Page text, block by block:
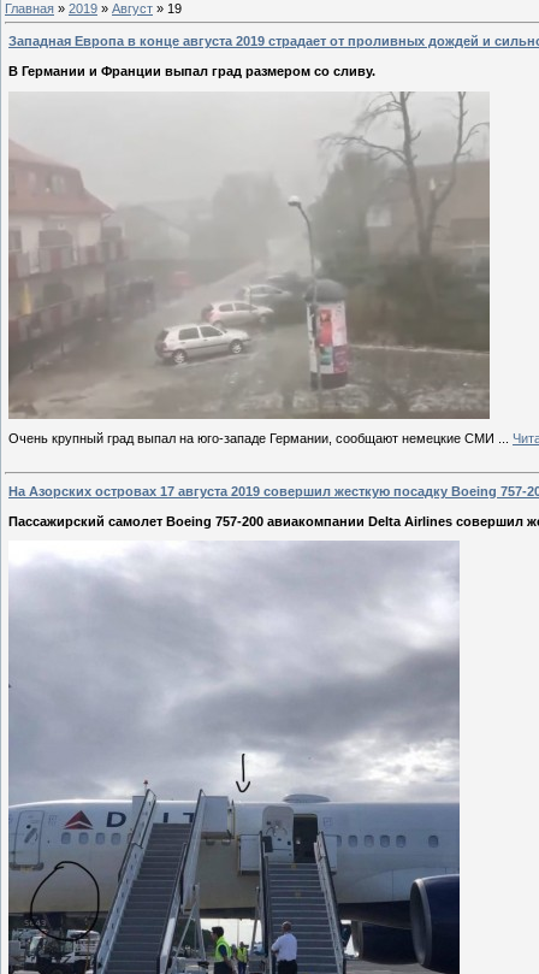
Главная » 2019 » Август » 19
Западная Европа в конце августа 2019 страдает от проливных дождей и
В Германии и Франции выпал град размером со сливу.
Очень крупный град выпал на юго-западе Германии, сообщают немецкие СМИ
На Азорских островах 17 августа 2019 совершил жесткую посадку Boeing 757-
Пассажирский самолет Boeing 757-200 авиакомпании Delta Airlines совершил